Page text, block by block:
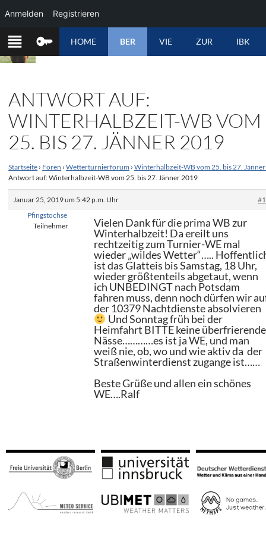
ZUM
INHALT
SPRINGEN
HOME BER VIE ZUR IBK
ANTWORT AUF:
WINTERHALBZEIT-WB VOM
25. BIS 27. JÄNNER 2019
Startseite › Foren › Wetterturnierforum › Winterhalbzeit-WB vom 25. bis 27.
Antwort auf: Winterhalbzeit-WB vom 25. bis 27. Jänner 2019
Januar 25, 2019 um 5:42 p.m. Uhr
Pfingstochse
Teilnehmer
Vielen Dank für die prima WB zur
Winterhalbzeit! Da ereilt uns
rechtzeitig zum Turnier-WE mal
wieder „wildes Wetter“…..
ist das Glatteis bis Samstag, 18 Uhr,
wieder größtenteils abgetaut, wenn
ich UNBEDINGT nach Potsdam
fahren muss, denn noch dürfen wir
der 10379 Nachtdienste absolvieren
Und Sonntag früh bei der
Heimfahrt BITTE keine überfrierende
Nässe…………es ist ja WE, und man
weiß nie, ob, wo und wie aktiv da der
Straßenwinterdienst zugange ist……
Beste Grüße und allen ein schönes
WE….Ralf
Anmelden Registrieren